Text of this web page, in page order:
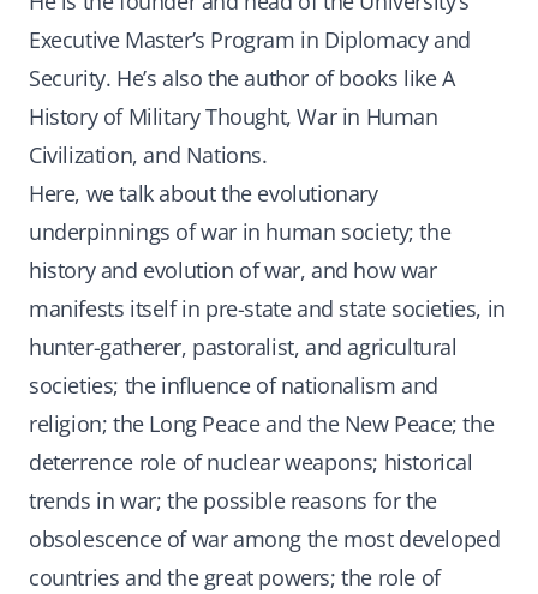
Executive Master’s Program in Diplomacy and
Security. He’s also the author of books like A
History of Military Thought, War in Human
Civilization, and Nations.
Here, we talk about the evolutionary
underpinnings of war in human society; the
history and evolution of war, and how war
manifests itself in pre-state and state societies, in
hunter-gatherer, pastoralist, and agricultural
societies; the influence of nationalism and
religion; the Long Peace and the New Peace; the
deterrence role of nuclear weapons; historical
trends in war; the possible reasons for the
obsolescence of war among the most developed
countries and the great powers; the role of